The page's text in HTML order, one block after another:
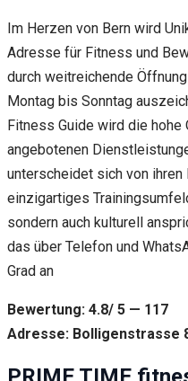
Im Herzen von Bern wird
Adresse für Fitness und
durch weitreichende
Montag bis Sonntag
Fitness Guide wird die
angebotenen
unterscheidet sich von
einzigartiges
sondern auch kulturell
das über Telefon und
Grad an
Bewertung: 4.8/ 5 — 117
Adresse: Bolligenstrasse